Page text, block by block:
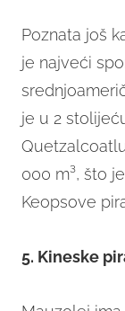
Poznata još
je najveći
je u 2
000 m³, što
Keopsove
5. Kineske